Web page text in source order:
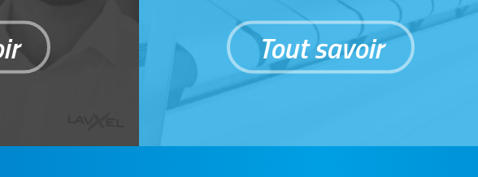
Tout savoir